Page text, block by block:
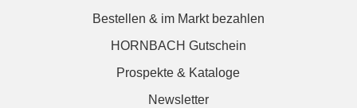
Bestellen & im Markt bezahlen
HORNBACH Gutschein
Prospekte & Kataloge
Newsletter